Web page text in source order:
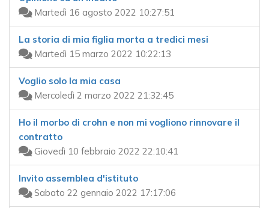
Martedì 16 agosto 2022 10:27:51
La storia di mia figlia morta a tredici mesi
Martedì 15 marzo 2022 10:22:13
Voglio solo la mia casa
Mercoledì 2 marzo 2022 21:32:45
Ho il morbo di crohn e non mi vogliono rinnovare il
contratto
Giovedì 10 febbraio 2022 22:10:41
Invito assemblea d'istituto
Sabato 22 gennaio 2022 17:17:06